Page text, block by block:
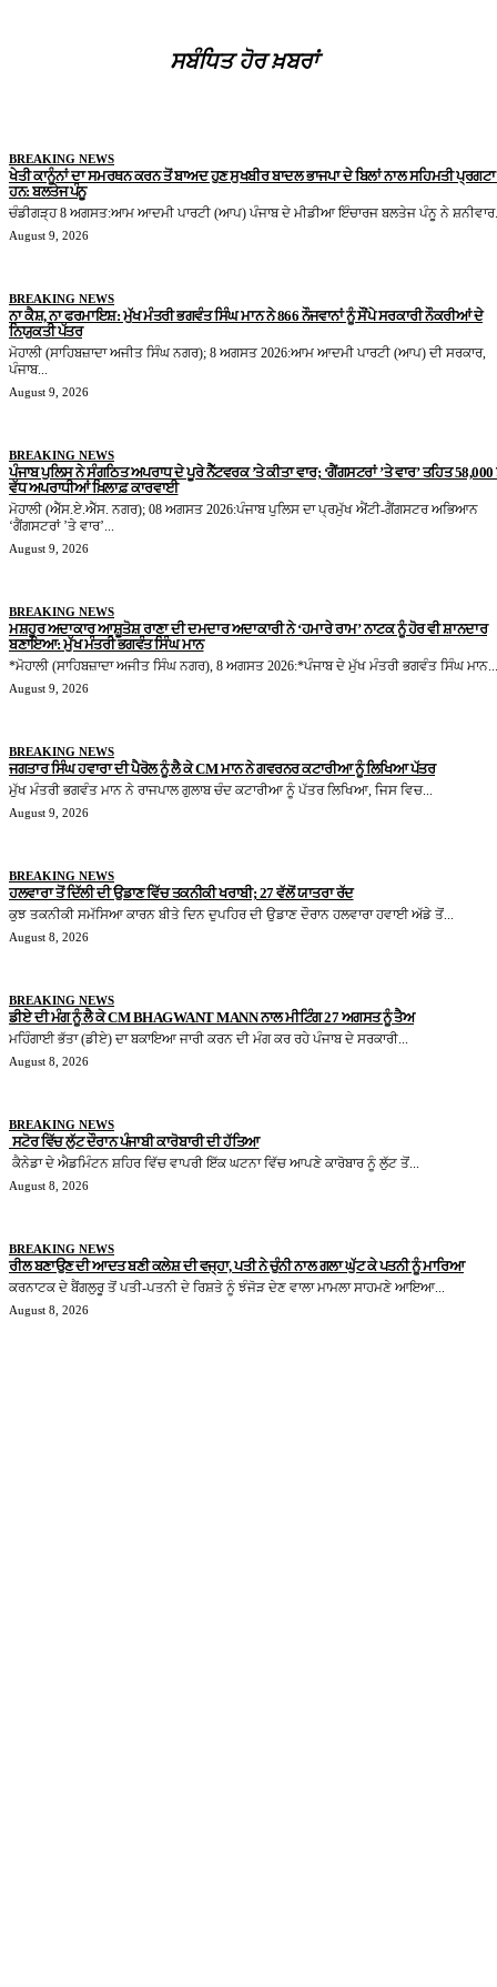
ਸਬੰਧਿਤ ਹੋਰ ਖ਼ਬਰਾਂ
BREAKING NEWS
ਖੇਤੀ ਕਾਨੂੰਨਾਂ ਦਾ ਸਮਰਥਨ ਕਰਨ ਤੋਂ ਬਾਅਦ ਹੁਣ ਸੁਖਬੀਰ ਬਾਦਲ ਭਾਜਪਾ ਦੇ ਬਿਲਾਂ ਨਾਲ ਸਹਿਮਤੀ
ਹਨ: ਬਲਤੇਜ ਪੰਨੂ
ਚੰਡੀਗੜ੍ਹ 8 ਅਗਸਤ:ਆਮ ਆਦਮੀ ਪਾਰਟੀ (ਆਪ) ਪੰਜਾਬ ਦੇ ਮੀਡੀਆ ਇੰਚਾਰਜ ਬਲਤੇਜ ਪੰਨੂ ਨੇ
August 9, 2026
BREAKING NEWS
ਨਾ ਕੈਸ਼, ਨਾ ਫਰਮਾਇਸ਼: ਮੁੱਖ ਮੰਤਰੀ ਭਗਵੰਤ ਸਿੰਘ ਮਾਨ ਨੇ 866 ਨੌਜਵਾਨਾਂ ਨੂੰ ਸੌਂਪੇ ਸਰਕਾਰੀ ਨੌਕਰੀਆਂ ਦੇ
ਨਿਯੁਕਤੀ ਪੱਤਰ
ਮੋਹਾਲੀ (ਸਾਹਿਬਜ਼ਾਦਾ ਅਜੀਤ ਸਿੰਘ ਨਗਰ); 8 ਅਗਸਤ 2026:ਆਮ ਆਦਮੀ ਪਾਰਟੀ (ਆਪ) ਦੀ ਸਰਕਾਰ,
ਪੰਜਾਬ...
August 9, 2026
BREAKING NEWS
ਪੰਜਾਬ ਪੁਲਿਸ ਨੇ ਸੰਗਠਿਤ ਅਪਰਾਧ ਦੇ ਪੂਰੇ ਨੈੱਟਵਰਕ ’ਤੇ ਕੀਤਾ ਵਾਰ; ‘ਗੈਂਗਸਟਰਾਂ ’ਤੇ ਵਾਰ’ ਤਹਿਤ 58,000
ਵੱਧ ਅਪਰਾਧੀਆਂ ਖ਼ਿਲਾਫ਼ ਕਾਰਵਾਈ
ਮੋਹਾਲੀ (ਐੱਸ.ਏ.ਐੱਸ. ਨਗਰ); 08 ਅਗਸਤ 2026:ਪੰਜਾਬ ਪੁਲਿਸ ਦਾ ਪ੍ਰਮੁੱਖ ਐਂਟੀ-ਗੈਂਗਸਟਰ ਅਭਿਆਨ
‘ਗੈਂਗਸਟਰਾਂ ’ਤੇ ਵਾਰ’...
August 9, 2026
BREAKING NEWS
ਮਸ਼ਹੂਰ ਅਦਾਕਾਰ ਆਸ਼ੂਤੋਸ਼ ਰਾਣਾ ਦੀ ਦਮਦਾਰ ਅਦਾਕਾਰੀ ਨੇ ‘ਹਮਾਰੇ ਰਾਮ’ ਨਾਟਕ ਨੂੰ ਹੋਰ ਵੀ ਸ਼ਾਨਦਾਰ
ਬਣਾਇਆ: ਮੁੱਖ ਮੰਤਰੀ ਭਗਵੰਤ ਸਿੰਘ ਮਾਨ
*ਮੋਹਾਲੀ (ਸਾਹਿਬਜ਼ਾਦਾ ਅਜੀਤ ਸਿੰਘ ਨਗਰ), 8 ਅਗਸਤ 2026:*ਪੰਜਾਬ ਦੇ ਮੁੱਖ ਮੰਤਰੀ ਭਗਵੰਤ ਸਿੰਘ ਮਾਨ...
August 9, 2026
BREAKING NEWS
ਜਗਤਾਰ ਸਿੰਘ ਹਵਾਰਾ ਦੀ ਪੈਰੋਲ ਨੂੰ ਲੈ ਕੇ CM ਮਾਨ ਨੇ ਗਵਰਨਰ ਕਟਾਰੀਆ ਨੂੰ ਲਿਖਿਆ ਪੱਤਰ
ਮੁੱਖ ਮੰਤਰੀ ਭਗਵੰਤ ਮਾਨ ਨੇ ਰਾਜਪਾਲ ਗੁਲਾਬ ਚੰਦ ਕਟਾਰੀਆ ਨੂੰ ਪੱਤਰ ਲਿਖਿਆ, ਜਿਸ ਵਿਚ...
August 9, 2026
BREAKING NEWS
ਹਲਵਾਰਾ ਤੋਂ ਦਿੱਲੀ ਦੀ ਉਡਾਣ ਵਿੱਚ ਤਕਨੀਕੀ ਖਰਾਬੀ; 27 ਵੱਲੋਂ ਯਾਤਰਾ ਰੱਦ
ਕੁਝ ਤਕਨੀਕੀ ਸਮੱਸਿਆ ਕਾਰਨ ਬੀਤੇ ਦਿਨ ਦੁਪਹਿਰ ਦੀ ਉਡਾਣ ਦੌਰਾਨ ਹਲਵਾਰਾ ਹਵਾਈ ਅੱਡੇ ਤੋਂ...
August 8, 2026
BREAKING NEWS
ਡੀਏ ਦੀ ਮੰਗ ਨੂੰ ਲੈ ਕੇ CM BHAGWANT MANN ਨਾਲ ਮੀਟਿੰਗ 27 ਅਗਸਤ ਨੂੰ ਤੈਅ
ਮਹਿੰਗਾਈ ਭੱਤਾ (ਡੀਏ) ਦਾ ਬਕਾਇਆ ਜਾਰੀ ਕਰਨ ਦੀ ਮੰਗ ਕਰ ਰਹੇ ਪੰਜਾਬ ਦੇ ਸਰਕਾਰੀ...
August 8, 2026
BREAKING NEWS
ਸਟੋਰ ਵਿੱਚ ਲੁੱਟ ਦੌਰਾਨ ਪੰਜਾਬੀ ਕਾਰੋਬਾਰੀ ਦੀ ਹੱਤਿਆ
ਕੈਨੇਡਾ ਦੇ ਐਡਮਿੰਟਨ ਸ਼ਹਿਰ ਵਿੱਚ ਵਾਪਰੀ ਇੱਕ ਘਟਨਾ ਵਿੱਚ ਆਪਣੇ ਕਾਰੋਬਾਰ ਨੂੰ ਲੁੱਟ ਤੋਂ...
August 8, 2026
BREAKING NEWS
ਰੀਲ ਬਣਾਉਣ ਦੀ ਆਦਤ ਬਣੀ ਕਲੇਸ਼ ਦੀ ਵਜ੍ਹਾ, ਪਤੀ ਨੇ ਚੁੰਨੀ ਨਾਲ ਗਲਾ ਘੁੱਟ ਕੇ ਪਤਨੀ ਨੂੰ ਮਾਰਿਆ
ਕਰਨਾਟਕ ਦੇ ਬੈਂਗਲੁਰੂ ਤੋਂ ਪਤੀ-ਪਤਨੀ ਦੇ ਰਿਸ਼ਤੇ ਨੂੰ ਝੰਜੋੜ ਦੇਣ ਵਾਲਾ ਮਾਮਲਾ ਸਾਹਮਣੇ ਆਇਆ...
August 8, 2026